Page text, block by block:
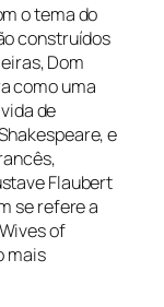
o tema do
construídos
Dom
como uma
de
e
Flaubert
se refere a
of
mais